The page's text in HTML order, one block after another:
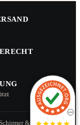
& Zitzl GbR ·